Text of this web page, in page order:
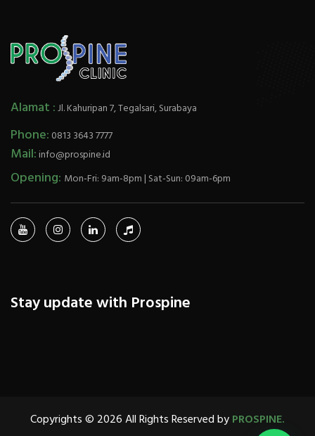
Alamat :Jl. Kahuripan 7, Tegalsari, Surabaya
Phone: 0813 3643 7777
Mail:info@prospine.id
Opening: Mon-Fri: 9am-8pm | Sat-Sun: 09am-6pm
Stay update with Prospine
Copyrights © 2026 All Rights Reserved byPROSPINE.